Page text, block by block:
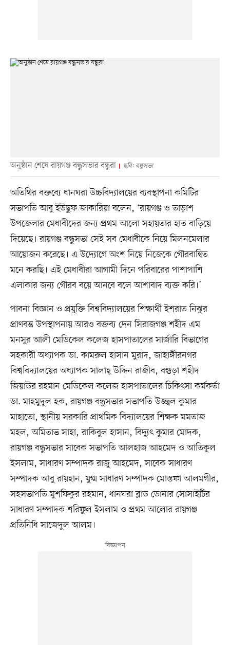
অনুষ্ঠান শেষে রায়গঞ্জ বন্ধুসভার বন্ধুরা ছবি: বন্ধুসভা
অতিথির বক্তব্যে ধানঘরা উচ্চবিদ্যালয়ের ব্যবস্থাপনা কমিটির
সভাপতি আবু ইউছুফ জাকারিয়া বলেন, ‘রায়গঞ্জ ও তাড়াশ
উপজেলার মেধাবীদের জন্য প্রথম আলো সহায়তার হাত বাড়িয়ে
দিয়েছে। রায়গঞ্জ বন্ধুসভা সেই সব মেধাবীকে নিয়ে মিলনমেলার
আয়োজন করেছে। এ উদ্যোগে অংশ নিয়ে নিজেকে গৌরবান্বিত
মনে করছি। এই মেধাবীরা আগামী দিনে পরিবারের পাশাপাশি
এলাকার জন্য গৌরব বয়ে আনবে বলে আশাবাদ ব্যক্ত করি।’
পাবনা বিজ্ঞান ও প্রযুক্তি বিশ্ববিদ্যালয়ের শিক্ষার্থী ইশরাত নিঝুর
প্রাণবন্ত উপস্থাপনায় আরও বক্তব্য দেন সিরাজগঞ্জ শহীদ এম
মনসুর আলী মেডিকেল কলেজ হাসপাতালের সার্জারি বিভাগের
সহকারী অধ্যাপক ডা. কামরুল হাসান মুরাদ, জাহাঙ্গীরনগর
বিশ্ববিদ্যালয়ের অধ্যাপক সালাহ্ উদ্দিন রাজীব, বগুড়া শহীদ
জিয়াউর রহমান মেডিকেল কলেজ হাসপাতালের চিকিৎসা কর্মকর্তা
ডা. মাহমুদুল হক, রায়গঞ্জ বন্ধুসভার সভাপতি উজ্জ্বল কুমার
মাহাতো, স্থানীয় সরকারি প্রাথমিক বিদ্যালয়ের শিক্ষক মমতাজ
মহল, অমিতাভ সাহা, রাকিবুল হাসান, বিদ্যুৎ কুমার মোদক,
রায়গঞ্জ বন্ধুসভার সাবেক সভাপতি আলহাজ আহমেদ ও আতিকুল
ইসলাম, সাধারণ সম্পাদক রাজু আহমেদ, সাবেক সাধারণ
সম্পাদক আবু রায়হান, যুগ্ম সাধারণ সম্পাদক মোস্তফা আলমগীর,
সহসভাপতি মুশফিকুর রহমান, ধানঘরা ব্লাড ডোনার সোসাইটির
সাধারণ সম্পাদক শরিফুল ইসলাম ও প্রথম আলোর রায়গঞ্জ
প্রতিনিধি সাজেদুল আলম।